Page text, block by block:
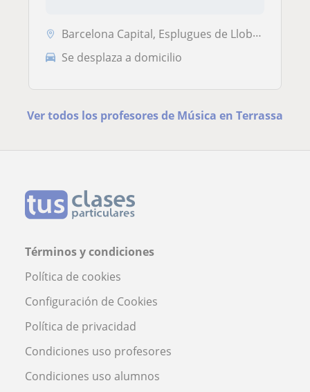
Barcelona Capital, Esplugues de Llobregat, Badalona, Cornellà de Llobr...
Se desplaza a domicilio
Ver todos los profesores de Música en Terrassa
Términos y condiciones
Política de cookies
Configuración de Cookies
Política de privacidad
Condiciones uso profesores
Condiciones uso alumnos